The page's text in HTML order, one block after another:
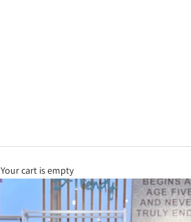
Your cart is empty